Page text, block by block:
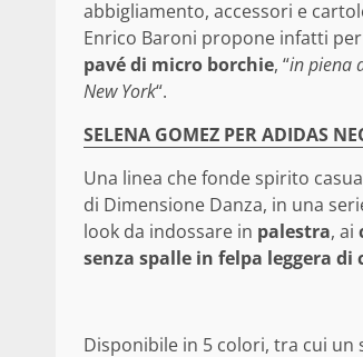
abbigliamento, accessori e
Enrico Baroni propone infatti
pavé di micro borchie, “in piena
New York“.
SELENA GOMEZ PER ADIDAS
Una linea che fonde spirito
di Dimensione Danza, in una
look da indossare in palestra, ai
senza spalle in felpa leggera di
Disponibile in 5 colori, tra cui